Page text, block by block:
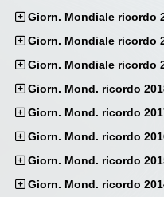
Giorn. Mondiale ricordo
Giorn. Mondiale ricordo
Giorn. Mondiale ricordo
Giorn. Mond. ricordo
Giorn. Mond. ricordo
Giorn. Mond. ricordo
Giorn. Mond. ricordo
Giorn. Mond. ricordo